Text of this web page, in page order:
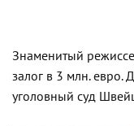
Знаменитый
залог в 3 млн.
уголовный суд